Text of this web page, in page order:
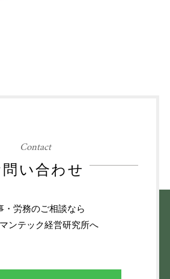
Contact
問い合わせ
・労務のご相談なら
ンテック経営研究所へ